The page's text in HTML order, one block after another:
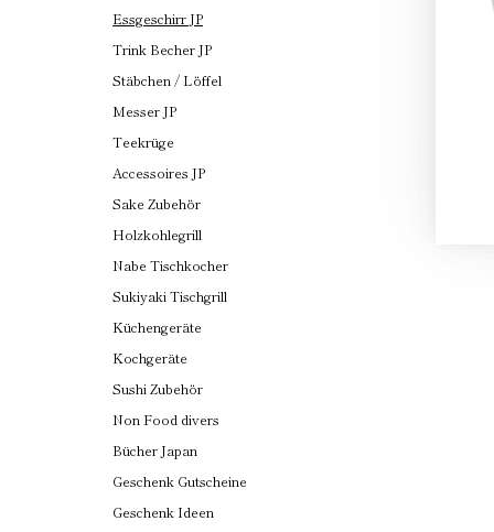
Essgeschirr JP
Trink Becher JP
Stäbchen / Löffel
Messer JP
Teekrüge
Accessoires JP
Sake Zubehör
Holzkohlegrill
Nabe Tischkocher
Sukiyaki Tischgrill
Küchengeräte
Kochgeräte
Sushi Zubehör
Non Food divers
Bücher Japan
Geschenk Gutscheine
Geschenk Ideen